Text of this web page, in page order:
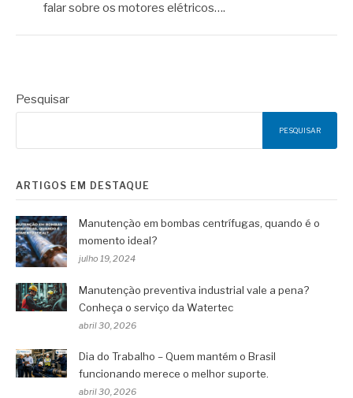
falar sobre os motores elétricos….
Pesquisar
PESQUISAR
ARTIGOS EM DESTAQUE
Manutenção em bombas centrífugas, quando é o
momento ideal?
julho 19, 2024
Manutenção preventiva industrial vale a pena?
Conheça o serviço da Watertec
abril 30, 2026
Dia do Trabalho – Quem mantém o Brasil
funcionando merece o melhor suporte.
abril 30, 2026